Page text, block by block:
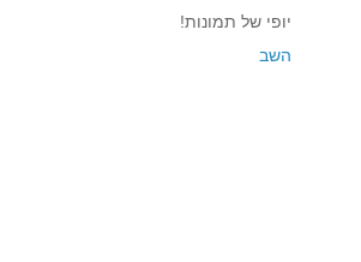
יופי של תמונות!
השב